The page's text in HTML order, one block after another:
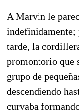
A Marvin le
indefinidamente;
tarde, la
promontorio que
grupo de
descendiendo
cur­vaba